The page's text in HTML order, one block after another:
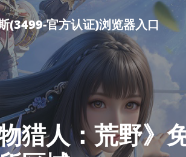
(3499-官方认证)浏览器入口
猎人：荒野》